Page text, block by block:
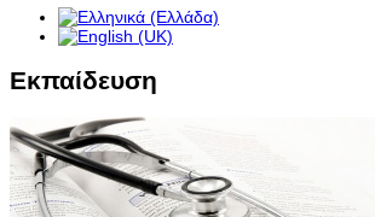
Εκπαίδευση